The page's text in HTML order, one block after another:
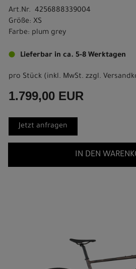
Art.Nr. 4256888339004
Größe: XS
Farbe: plum grey
Lieferbar in ca. 5-8 Werktagen
pro Stück (inkl. MwSt. zzgl.
1.799,00 EUR
Jetzt anfragen
IN DEN